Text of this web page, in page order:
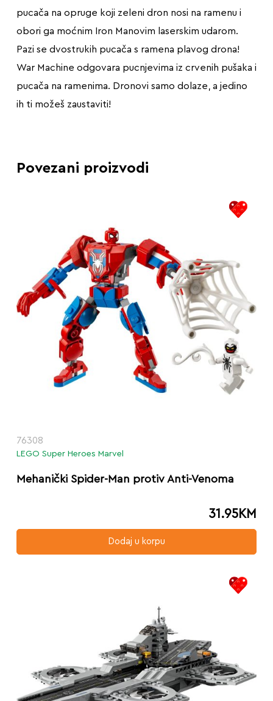
pucača na opruge koji zeleni dron nosi na ramenu i
obori ga moćnim Iron Manovim laserskim udarom.
Pazi se dvostrukih pucača s ramena plavog drona!
War Machine odgovara pucnjevima iz crvenih pušaka i
pucača na ramenima. Dronovi samo dolaze, a jedino
ih ti možeš zaustaviti!
Povezani proizvodi
76308
LEGO Super Heroes Marvel
Mehanički Spider-Man protiv Anti-Venoma
31.95KM
Dodaj u korpu